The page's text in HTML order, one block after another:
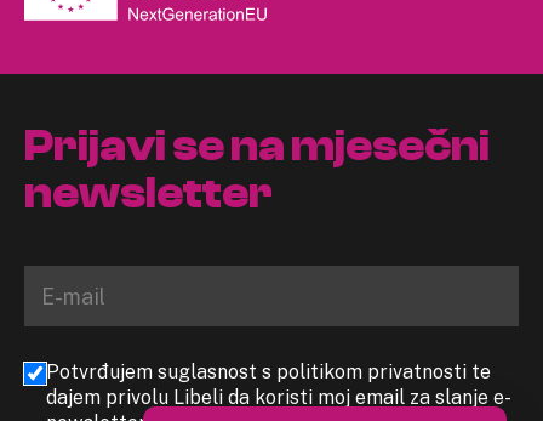
Prijavi se na mjesečni
newsletter
Potvrđujem suglasnost s politikom privatnosti te
dajem privolu Libeli da koristi moj email za slanje e-